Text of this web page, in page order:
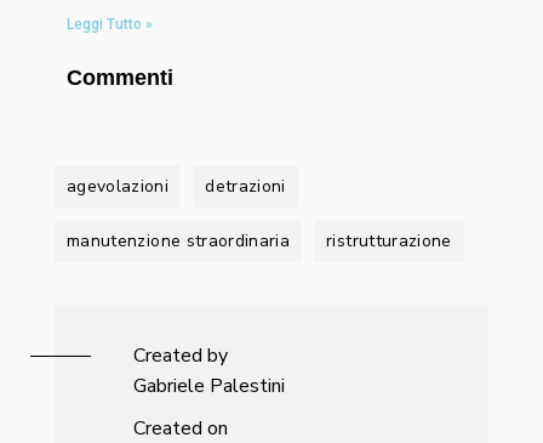
Leggi Tutto »
Commenti
agevolazioni detrazioni
manutenzione straordinaria ristrutturazione
Created by
Gabriele Palestini
Created on